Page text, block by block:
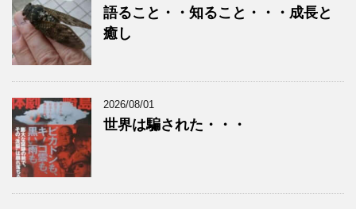
語ること・・知ること・・・成長と
癒し
2026/08/01
世界は騙された・・・